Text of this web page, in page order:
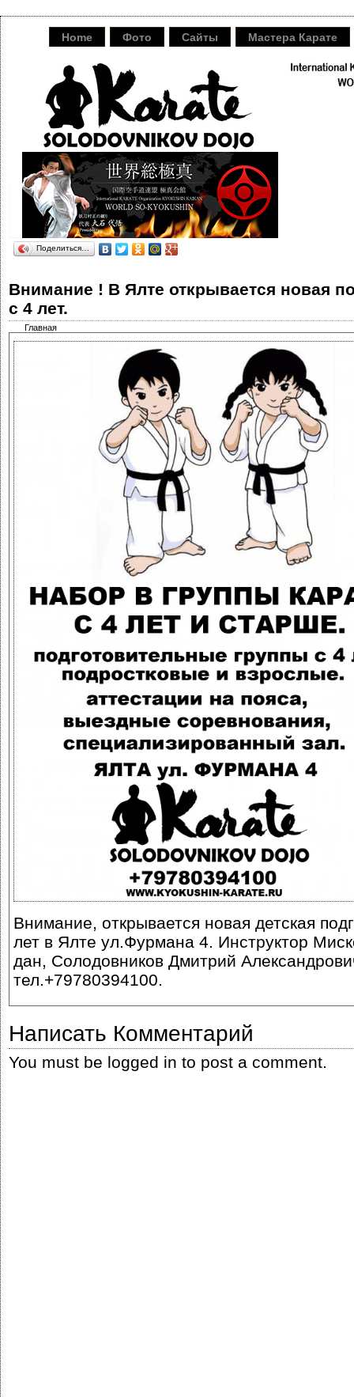
Home Фото Сайты Мастера Карате
Поделиться…
Внимание ! В Ялте открывается новая
с 4 лет.
Главная
Внимание, открывается новая детская
лет в Ялте ул.Фурмана 4. Инструктор
дан, Солодовников Дмитрий
тел.+79780394100.
Написать Комментарий
You must be logged in to post a comment.